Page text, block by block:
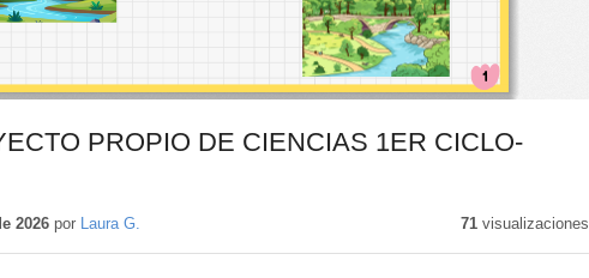
PROPIO DE CIENCIAS 1ER CICLO-
2026por Laura G. 71visualizaciones